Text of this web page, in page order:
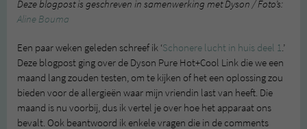
Deze blogpost is geschreven in samenwerking met Dyson / Foto’s:
Aline Bouma
Een paar weken geleden schreef ik ‘Schonere lucht in huis deel 1.’
Deze blogpost ging over de Dyson Pure Hot+Cool Link die we een
maand lang zouden testen, om te kijken of het een oplossing zou
bieden voor de allergieën waar mijn vriendin last van heeft. Die
maand is nu voorbij, dus ik vertel je over hoe het apparaat ons
bevalt. Ook beantwoord ik enkele vragen die in de comments